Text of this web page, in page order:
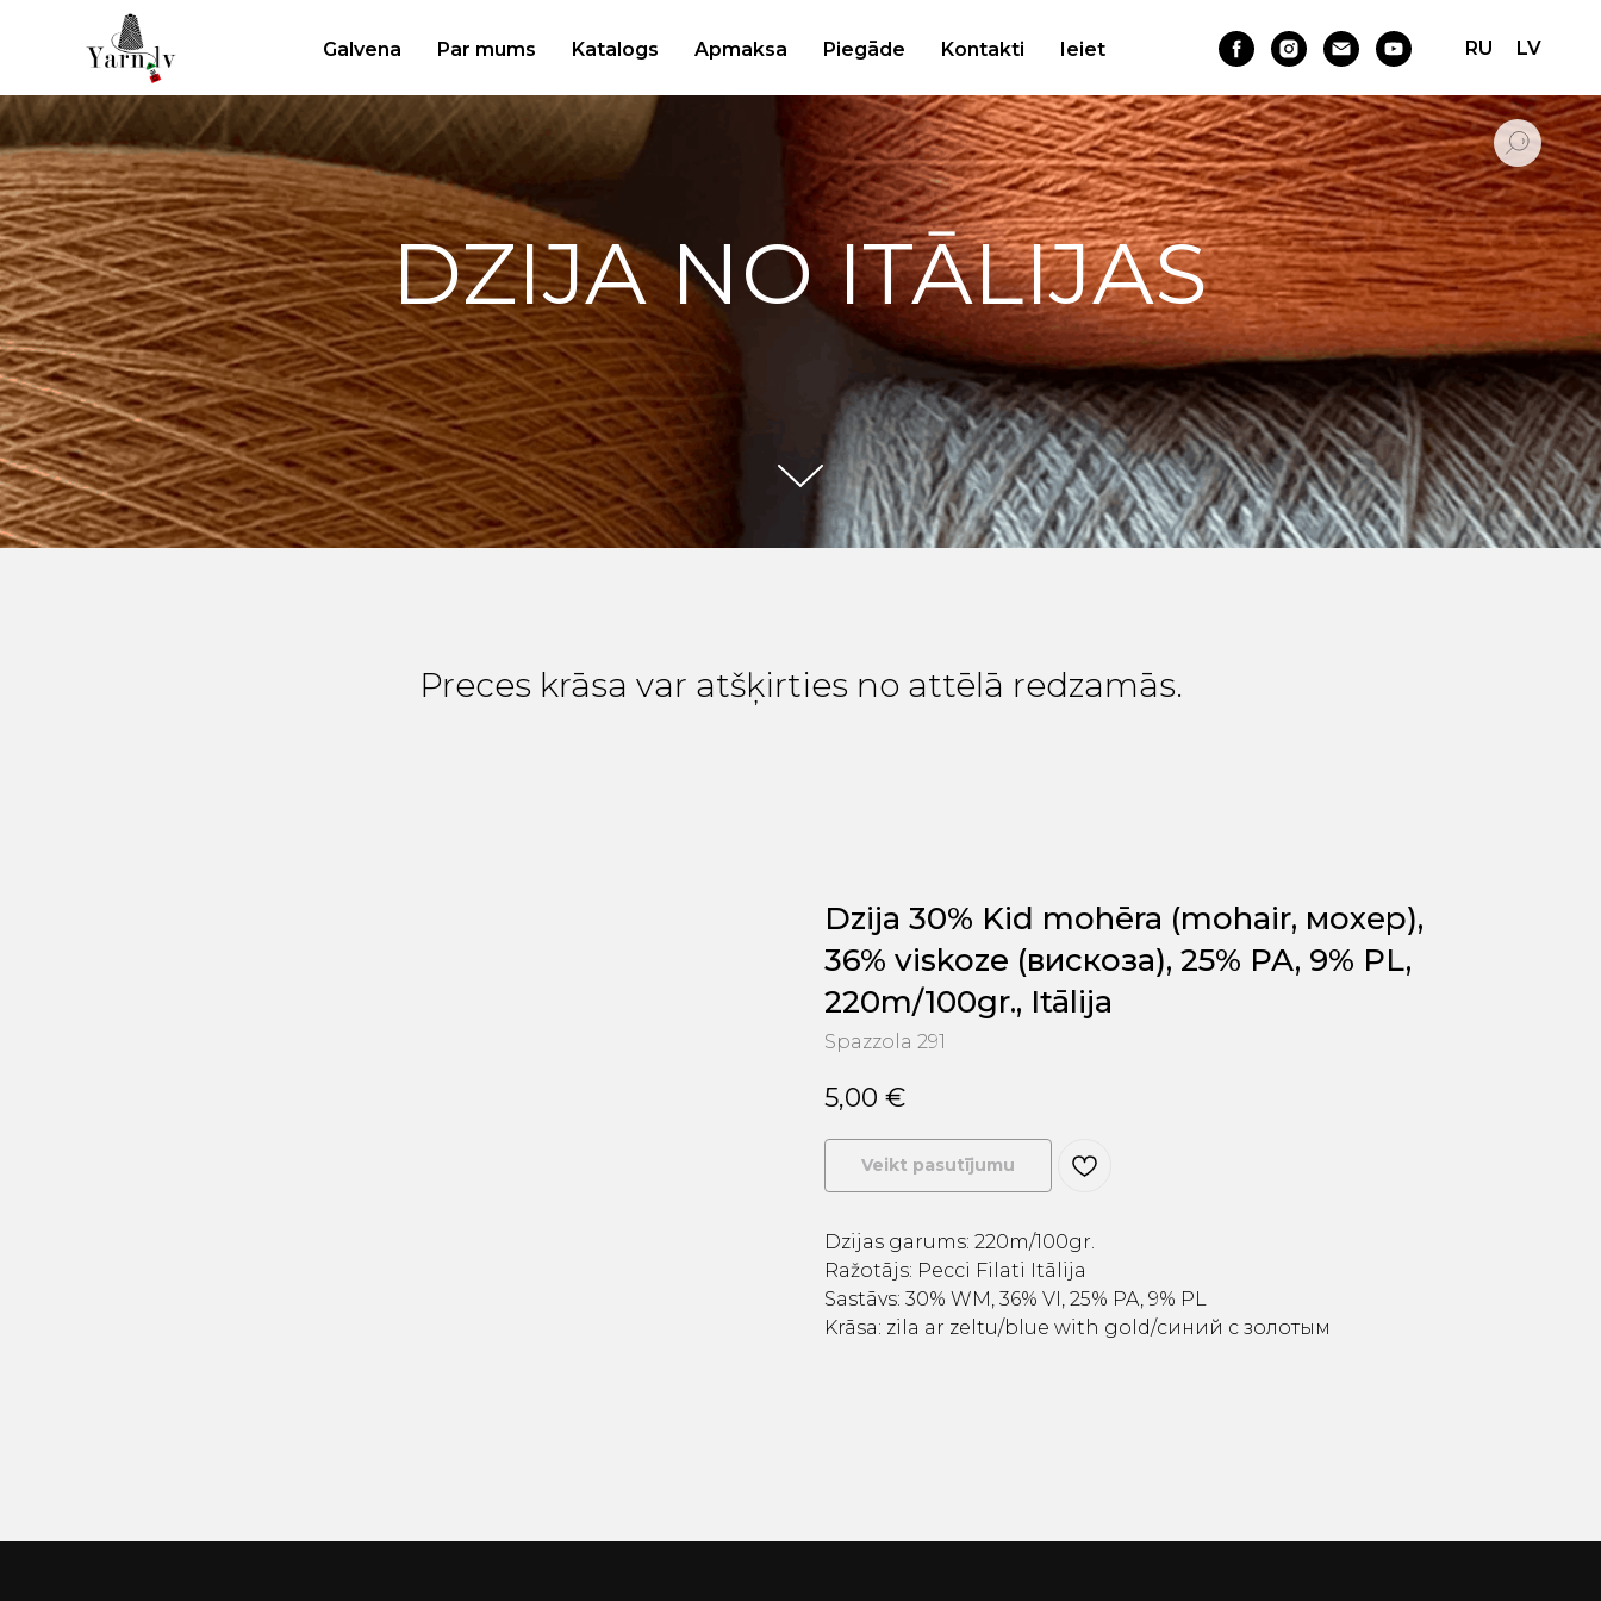
Galvena Par mums Katalogs Apmaksa Piegāde Kontakti Ieiet RU LV
DZIJA NO ITĀLIJAS
Preces krāsa var atšķirties no attēlā redzamās.
Dzija 30% Kid mohēra (mohair, мохер),
36% viskoze (вискоза), 25% PA, 9% PL,
220m/100gr., Itālija
Spazzola 291
5,00 €
Veikt pasutījumu
Dzijas garums: 220m/100gr.
Ražotājs: Pecci Filati Itālija
Sastāvs: 30% WM, 36% VI, 25% PA, 9% PL
Krāsa: zila ar zeltu/blue with gold/синий с золотым